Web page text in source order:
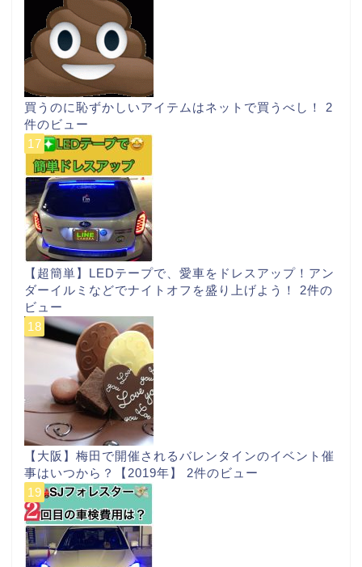
買うのに恥ずかしいアイテムはネットで買うべし！ 2
件のビュー
【超簡単】LEDテープで、愛車をドレスアップ！アン
ダーイルミなどでナイトオフを盛り上げよう！ 2件の
ビュー
【大阪】梅田で開催されるバレンタインのイベント催
事はいつから？【2019年】 2件のビュー